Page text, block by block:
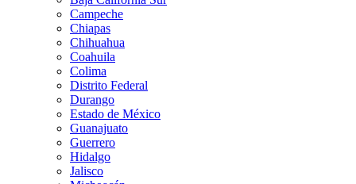
Campeche
Chiapas
Chihuahua
Coahuila
Colima
Distrito Federal
Durango
Estado de México
Guanajuato
Guerrero
Hidalgo
Jalisco